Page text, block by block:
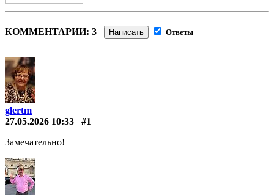
КОММЕНТАРИИ: 3 Написать Ответы
glertm
27.05.2026 10:33
#1
Замечательно!